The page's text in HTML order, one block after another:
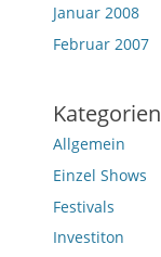
Januar 2008
Februar 2007
Kategorien
Allgemein
Einzel Shows
Festivals
Investiton